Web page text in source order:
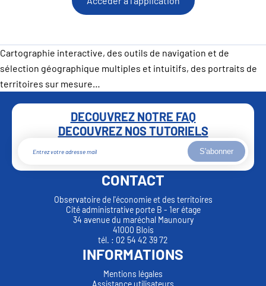
Cartographie interactive, des outils de navigation et de
sélection géographique multiples et intuitifs, des portraits de
territoires sur mesure…
DECOUVREZ NOTRE FAQ
DECOUVREZ NOS TUTORIELS
S'abonner
CONTACT
Observatoire de l'économie et des territoires
Cité administrative porte B - 1er étage
34 avenue du maréchal Maunoury
41000 Blois
tél. : 02 54 42 39 72
INFORMATIONS
Mentions légales
Assistance utilisateurs